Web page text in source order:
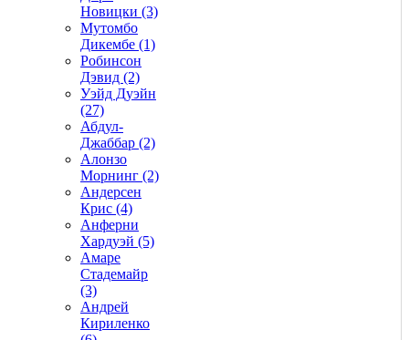
Новицки (3)
Мутомбо
Дикембе (1)
Робинсон
Дэвид (2)
Уэйд Дуэйн
(27)
Абдул-
Джаббар (2)
Алонзо
Морнинг (2)
Андерсен
Крис (4)
Анферни
Xардуэй (5)
Амаре
Стадемайр
(3)
Андрей
Кириленко